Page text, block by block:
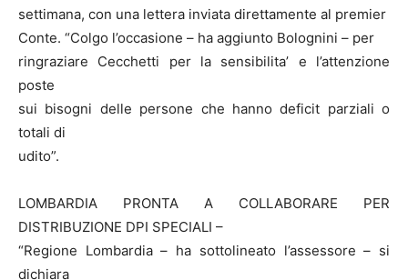
settimana, con una lettera inviata direttamente al premier
Conte. “Colgo l’occasione – ha aggiunto Bolognini – per
ringraziare Cecchetti per la sensibilita’ e l’attenzione
poste
sui bisogni delle persone che hanno deficit parziali o
totali di
udito”.
LOMBARDIA PRONTA A COLLABORARE PER
DISTRIBUZIONE DPI SPECIALI –
“Regione Lombardia – ha sottolineato l’assessore – si
dichiara